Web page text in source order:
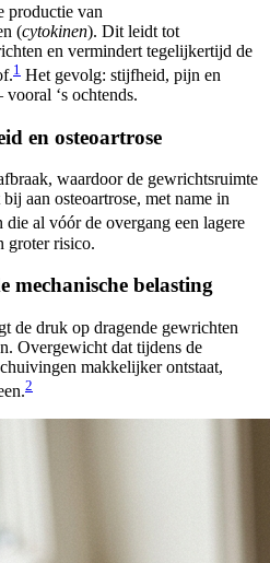
productie van
(cytokinen). Dit leidt tot
en vermindert tegelijkertijd de
1 Het gevolg: stijfheid, pijn en
‘s ochtends.
en osteoartrose
waardoor de gewrichtsruimte
aan osteoartrose, met name in
die al vóór de overgang een lagere
groter risico.
mechanische belasting
de druk op dragende gewrichten
Overgewicht dat tijdens de
makkelijker ontstaat,
2